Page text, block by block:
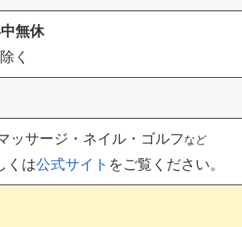
無休
く
ッサージ・ネイル・ゴルフなど
くは公式サイト をご覧ください。